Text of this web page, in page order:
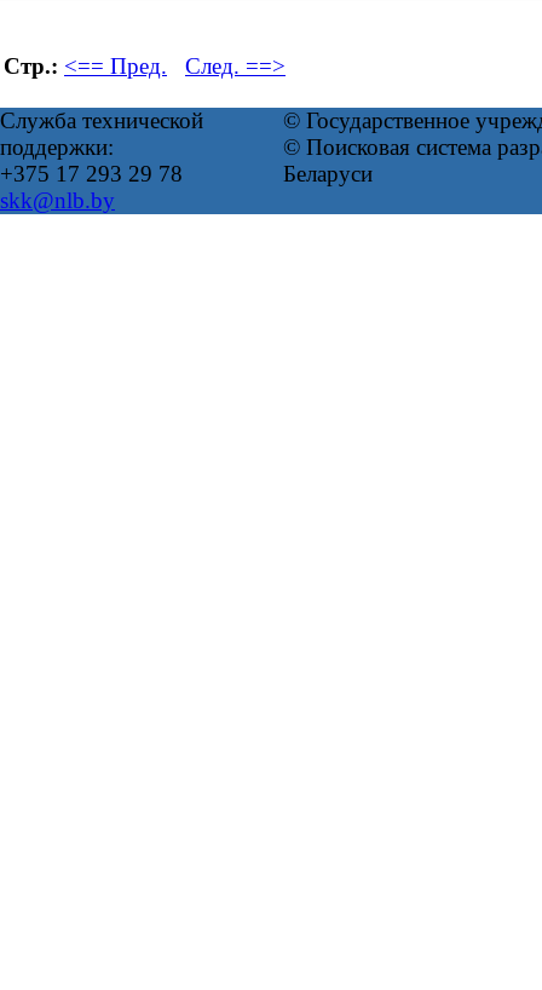
Стр.: <== Пред. След. ==>
Служба технической
поддержки:
+375 17 293 29 78
skk@nlb.by
© Государственное
© Поисковая система
Беларуси